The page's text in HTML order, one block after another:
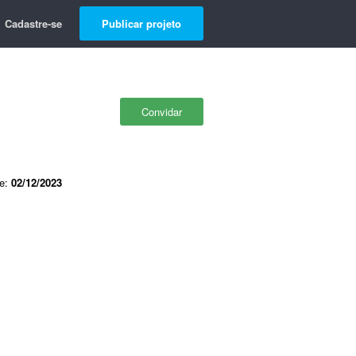
Cadastre-se Publicar projeto
Convidar
02/12/2023